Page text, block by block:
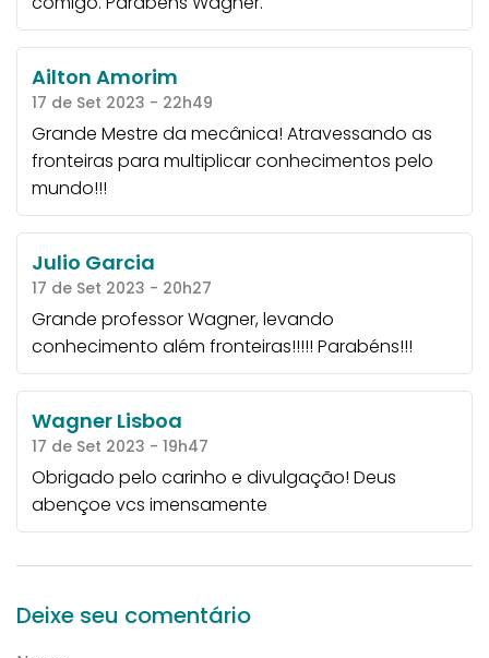
Ailton Amorim
17 de Set 2023 - 22h49
Grande Mestre da mecânica! Atravessando as
fronteiras para multiplicar conhecimentos pelo
mundo!!!
Julio Garcia
17 de Set 2023 - 20h27
Grande professor Wagner, levando
conhecimento além fronteiras!!!!! Parabéns!!!
Wagner Lisboa
17 de Set 2023 - 19h47
Obrigado pelo carinho e divulgação! Deus
abençoe vcs imensamente
Deixe seu comentário